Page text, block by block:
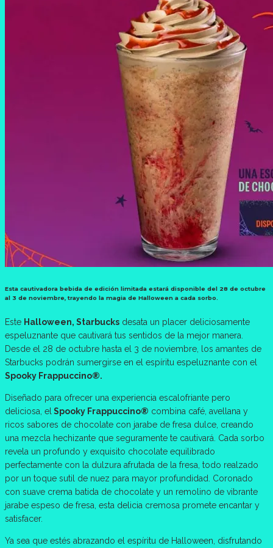
Esta cautivadora bebida de edición limitada estará disponible del 28 de octubre
al 3 de noviembre, trayendo la magia de Halloween a cada sorbo.
Este Halloween, Starbucks desata un placer deliciosamente
espeluznante que cautivará tus sentidos de la mejor manera.
Desde el 28 de octubre hasta el 3 de noviembre, los amantes de
Starbucks podrán sumergirse en el espíritu espeluznante con el
Spooky Frappuccino®.
Diseñado para ofrecer una experiencia escalofriante pero
deliciosa, elSpooky Frappuccino® combina café, avellana y
ricos sabores de chocolate con jarabe de fresa dulce, creando
una mezcla hechizante que seguramente te cautivará. Cada sorbo
revela un profundo y exquisito chocolate equilibrado
perfectamente con la dulzura afrutada de la fresa, todo realzado
por un toque sutil de nuez para mayor profundidad. Coronado
con suave crema batida de chocolate y un remolino de vibrante
jarabe espeso de fresa, esta delicia cremosa promete encantar y
satisfacer.
Ya sea que estés abrazando el espíritu de Halloween, disfrutando